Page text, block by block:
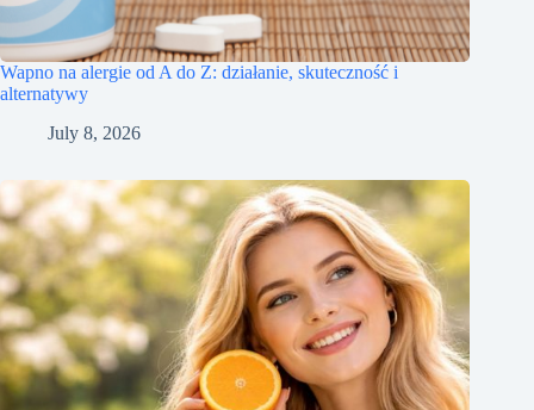
Wapno na alergie od A do Z: działanie, skuteczność i
alternatywy
July 8, 2026